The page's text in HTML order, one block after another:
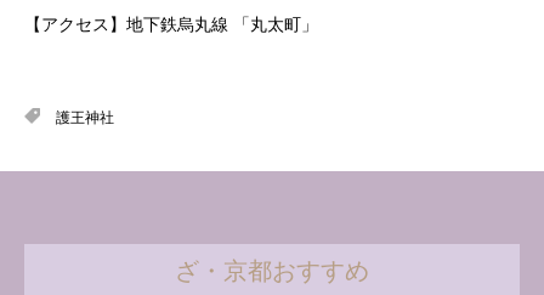
【アクセス】地下鉄烏丸線 「丸太町」
護王神社
ざ・京都おすすめ